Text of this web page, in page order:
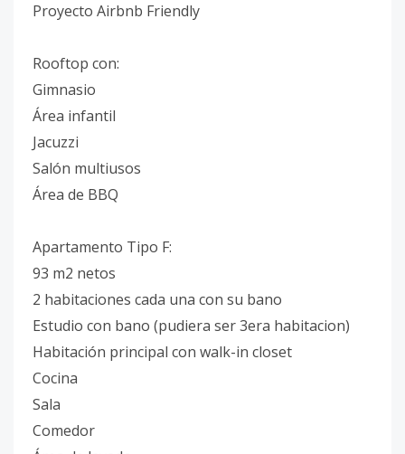
Proyecto Airbnb Friendly
Rooftop con:
Gimnasio
Área infantil
Jacuzzi
Salón multiusos
Área de BBQ
Apartamento Tipo F:
93 m2 netos
2 habitaciones cada una con su bano
Estudio con bano (pudiera ser 3era habitacion)
Habitación principal con walk-in closet
Cocina
Sala
Comedor